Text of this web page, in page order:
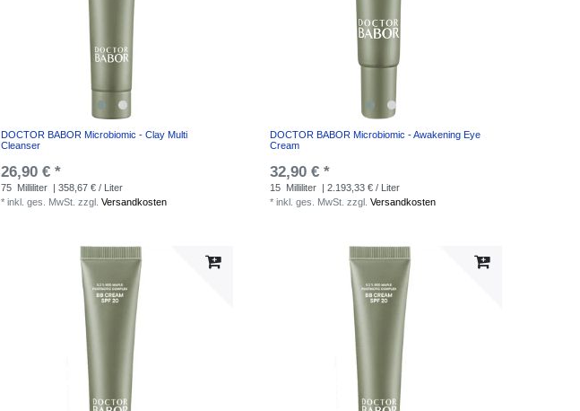
DOCTOR BABOR Microbiomic - Clay Multi
Cleanser
26,90 € *
75 Milliliter | 358,67 € / Liter
*inkl. ges. MwSt. zzgl.Versandkosten
DOCTOR BABOR Microbiomic - Awakening Eye
Cream
32,90 € *
15 Milliliter | 2.193,33 € / Liter
*inkl. ges. MwSt. zzgl.Versandkosten